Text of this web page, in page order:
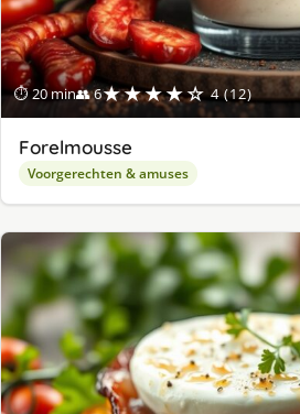
⏱ 20 min👥 6★★★★☆ 4 (12)
Forelmousse
Voorgerechten & amuses